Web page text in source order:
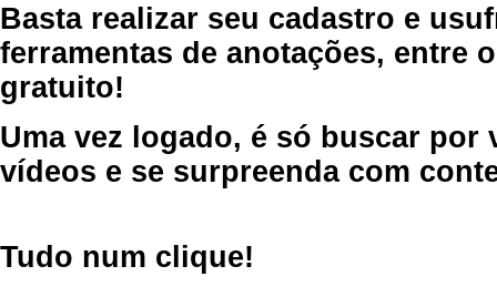
Basta realizar seu cadastro e
ferramentas de anotações, entre
gratuito!
Uma vez logado, é só buscar por
vídeos e se surpreenda com
Tudo num clique!